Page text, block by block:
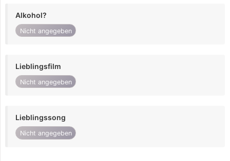
Alkohol?
Nicht angegeben
Lieblingsfilm
Nicht angegeben
Lieblingssong
Nicht angegeben